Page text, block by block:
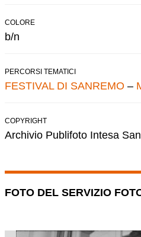
COLORE
b/n
PERCORSI TEMATICI
FESTIVAL DI SANREMO –
COPYRIGHT
Archivio Publifoto Intesa
FOTO DEL SERVIZIO